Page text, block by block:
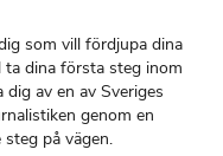
som vill fördjupa dina
dina första steg inom
av en av Sveriges
genom en
på vägen.